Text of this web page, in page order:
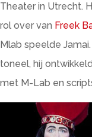
Theater in Utrecht.
rol over van Freek
Mlab speelde
toneel, hij
met M-Lab en